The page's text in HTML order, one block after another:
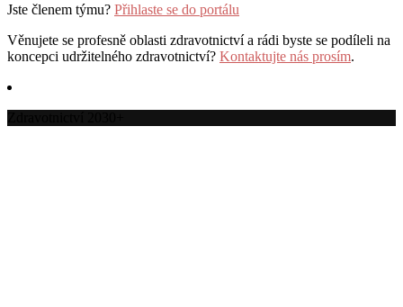
Jste členem týmu? Přihlaste se do portálu
Věnujete se profesně oblasti zdravotnictví a rádi byste se podíleli na
koncepci udržitelného zdravotnictví? Kontaktujte nás prosím.